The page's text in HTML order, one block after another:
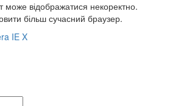
може відображатися некоректно.
більш сучасний браузер.
IE X